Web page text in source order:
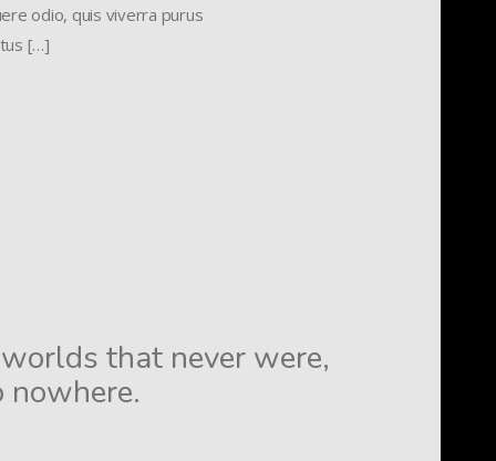
odio, quis viverra purus
[…]
that never were,